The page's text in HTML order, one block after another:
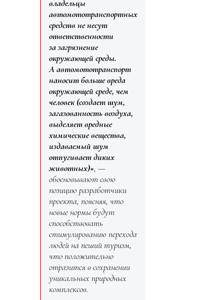
владельцы
автомототранспортных
средств не несут
ответственности
за загрязнение
окружающей среды.
А автомототранспорт
наносит больше вреда
окружающей среде, чем
человек (создает шум,
загазованность воздуха,
выделяет вредные
химические вещества,
издаваемый шум
отпугивает диких
животных)», —
обосновывают свою
позицию разработчики
проекта, поясняя, что
новые нормы будут
способствовать
стимулированию перехода
людей на пеший туризм,
что положительно
отразится в сохранении
уникальных природных
комплексов.